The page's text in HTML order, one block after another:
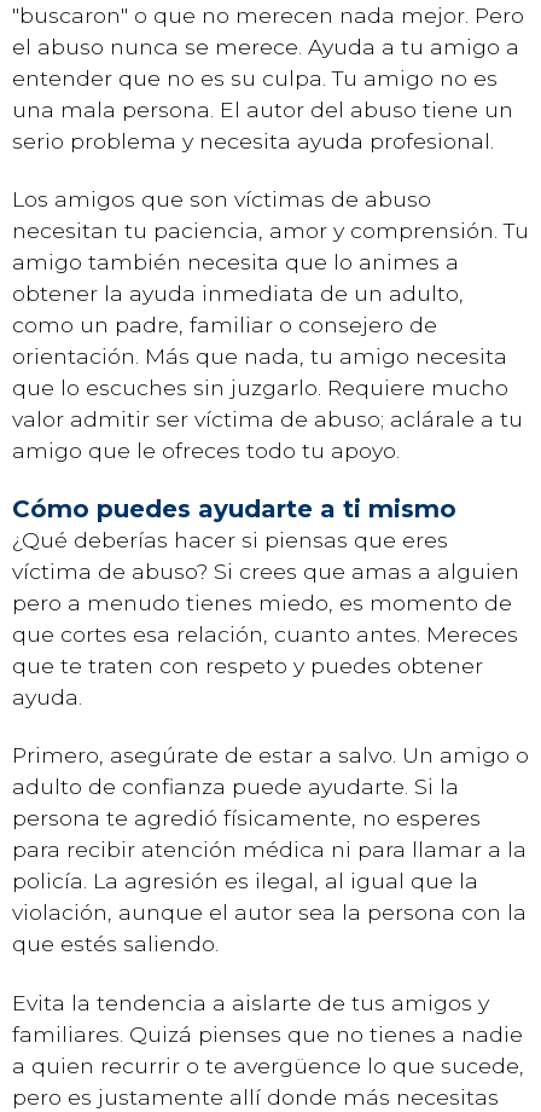
"buscaron" o que no merecen nada mejor. Pero
el abuso nunca se merece. Ayuda a tu amigo a
entender que no es su culpa. Tu amigo no es
una mala persona. El autor del abuso tiene un
serio problema y necesita ayuda profesional.
Los amigos que son víctimas de abuso
necesitan tu paciencia, amor y comprensión. Tu
amigo también necesita que lo animes a
obtener la ayuda inmediata de un adulto,
como un padre, familiar o consejero de
orientación. Más que nada, tu amigo necesita
que lo escuches sin juzgarlo. Requiere mucho
valor admitir ser víctima de abuso; aclárale a tu
amigo que le ofreces todo tu apoyo.
Cómo puedes ayudarte a ti mismo
¿Qué deberías hacer si piensas que eres
víctima de abuso? Si crees que amas a alguien
pero a menudo tienes miedo, es momento de
que cortes esa relación, cuanto antes. Mereces
que te traten con respeto y puedes obtener
ayuda.
Primero, asegúrate de estar a salvo. Un amigo o
adulto de confianza puede ayudarte. Si la
persona te agredió físicamente, no esperes
para recibir atención médica ni para llamar a la
policía. La agresión es ilegal, al igual que la
violación, aunque el autor sea la persona con la
que estés saliendo.
Evita la tendencia a aislarte de tus amigos y
familiares. Quizá pienses que no tienes a nadie
a quien recurrir o te avergüence lo que sucede,
pero es justamente allí donde más necesitas